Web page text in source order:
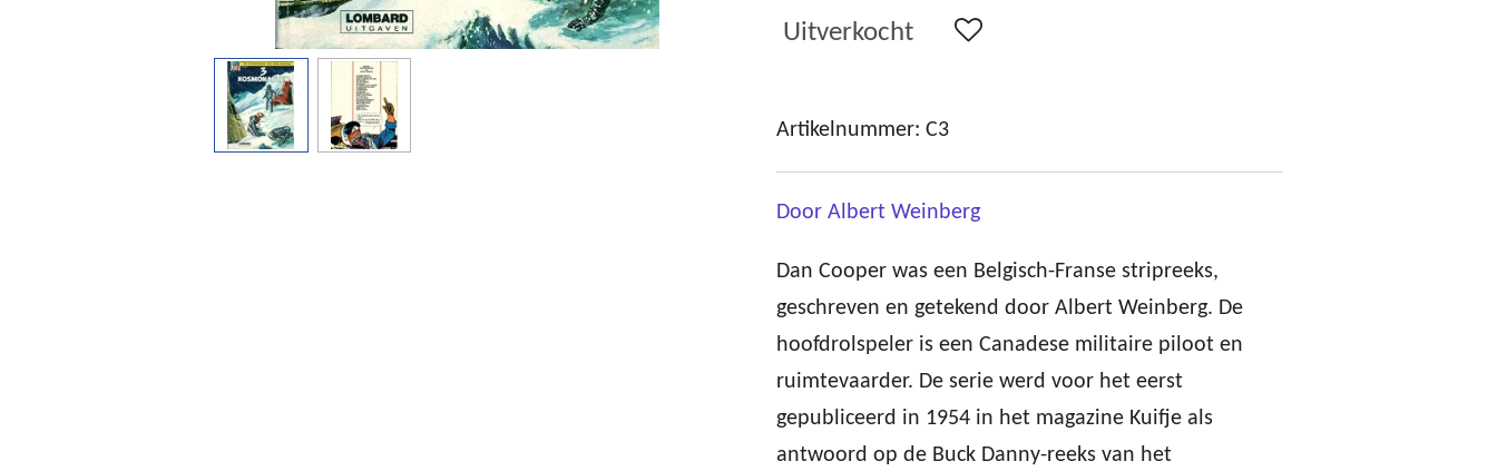
Uitverkocht
Artikelnummer: C3
Door Albert Weinberg
Dan Cooper was een Belgisch-Franse stripreeks,
geschreven en getekend door Albert Weinberg. De
hoofdrolspeler is een Canadese militaire piloot en
ruimtevaarder. De serie werd voor het eerst
gepubliceerd in 1954 in het magazine Kuifje als
antwoord op de Buck Danny-reeks van het